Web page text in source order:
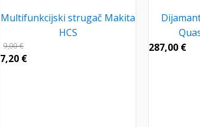
Multifunkcijski strugač Makita
HCS
9,00€
7,20 €
287,00 €